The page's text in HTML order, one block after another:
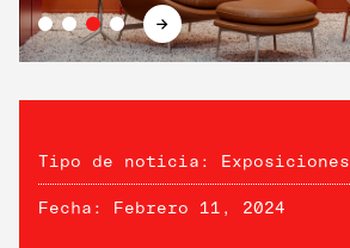
→
Tipo de noticia: Exposiciones
Fecha: Febrero 11, 2024